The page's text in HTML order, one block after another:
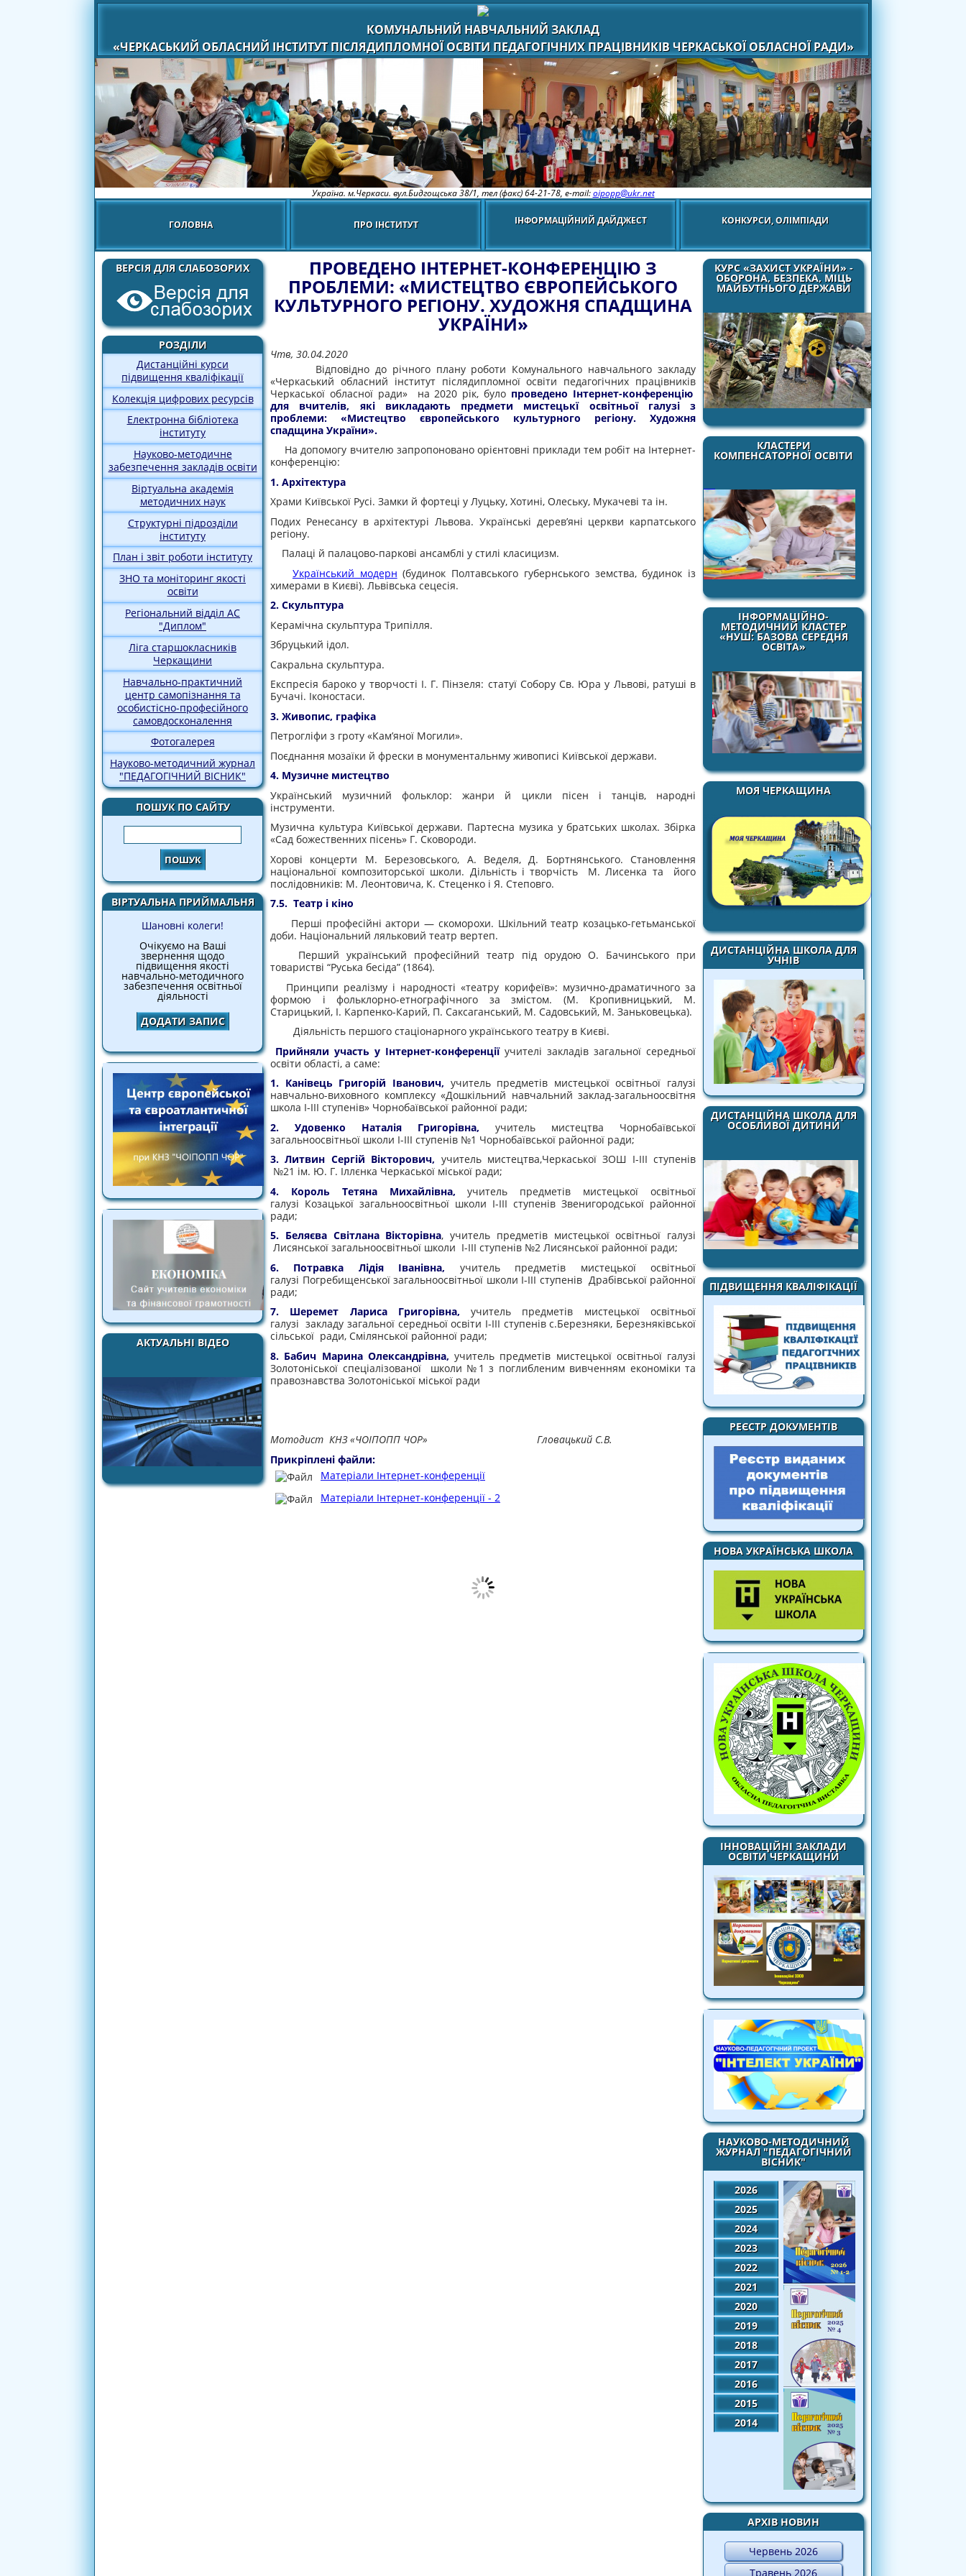
КОМУНАЛЬНИЙ НАВЧАЛЬНИЙ ЗАКЛАД
«ЧЕРКАСЬКИЙ ОБЛАСНИЙ ІНСТИТУТ ПІСЛЯДИПЛОМНОЇ ОСВІТИ ПЕДАГОГІЧНИХ ПРАЦІВНИКІВ ЧЕРКАСЬКОЇ ОБЛАСНОЇ РАДИ»
Україна. м.Черкаси. вул.Бидгощська 38/1, тел (факс) 64-21-78, e-mail:oipopp@ukr.net
ГОЛОВНА ПРО ІНСТИТУТ ІНФОРМАЦІЙНИЙ ДАЙДЖЕСТ КОНКУРСИ, ОЛІМПІАДИ
ВЕРСІЯ ДЛЯ СЛАБОЗОРИХ
РОЗДІЛИ
Дистанційні курси
підвищення кваліфікації
Колекція цифрових ресурсів
Електронна бібліотека
інституту
Науково-методичне
забезпечення закладів освіти
Віртуальна академія
методичних наук
Структурні підрозділи
інституту
План і звіт роботи інституту
ЗНО та моніторинг якості
освіти
Регіональний відділ АС
"Диплом"
Ліга старшокласників
Черкащини
Навчально-практичний
центр самопізнання та
особистісно-професійного
самовдосконалення
Фотогалерея
Науково-методичний журнал
"ПЕДАГОГІЧНИЙ ВІСНИК"
ПОШУК ПО САЙТУ
Пошук
ВІРТУАЛЬНА ПРИЙМАЛЬНЯ
Шановні колеги!
Очікуємо на Ваші
звернення щодо
підвищення якості
навчально-методичного
забезпечення освітньої
діяльності
ДОДАТИ ЗАПИС
АКТУАЛЬНІ ВІДЕО
КУРС «ЗАХИСТ УКРАЇНИ» -
ОБОРОНА, БЕЗПЕКА, МІЦЬ
МАЙБУТНЬОГО ДЕРЖАВИ
КЛАСТЕРИ
КОМПЕНСАТОРНОЇ ОСВІТИ
ІНФОРМАЦІЙНО-
МЕТОДИЧНИЙ КЛАСТЕР
«НУШ: БАЗОВА СЕРЕДНЯ
ОСВІТА»
МОЯ ЧЕРКАЩИНА
ДИСТАНЦІЙНА ШКОЛА ДЛЯ
УЧНІВ
ДИСТАНЦІЙНА ШКОЛА ДЛЯ
ОСОБЛИВОЇ ДИТИНИ
ПІДВИЩЕННЯ КВАЛІФІКАЦІЇ
РЕЄСТР ДОКУМЕНТІВ
НОВА УКРАЇНСЬКА ШКОЛА
ІННОВАЦІЙНІ ЗАКЛАДИ
ОСВІТИ ЧЕРКАЩИНИ
НАУКОВО-МЕТОДИЧНИЙ
ЖУРНАЛ "ПЕДАГОГІЧНИЙ
ВІСНИК"
2026
2025
2024
2023
2022
2021
2020
2019
2018
2017
2016
2015
2014
АРХІВ НОВИН
Червень 2026
Травень 2026
ПРОВЕДЕНО ІНТЕРНЕТ-КОНФЕРЕНЦІЮ З
ПРОБЛЕМИ: «МИСТЕЦТВО ЄВРОПЕЙСЬКОГО
КУЛЬТУРНОГО РЕГІОНУ. ХУДОЖНЯ СПАДЩИНА
УКРАЇНИ»
Чтв, 30.04.2020
Відповідно до річного плану роботи Комунального навчального закладу
«Черкаський обласний інститут післядипломної освіти педагогічних працівників
Черкаської обласної ради» на 2020 рік, було проведено Інтернет-конференцію
для вчителів, які викладають предмети мистецькї освітньої галузі з
проблеми: «Мистецтво європейського культурного регіону. Художня
спадщина України».
На допомогу вчителю запропоновано орієнтовні приклади тем робіт на Інтернет-
конференцію:
1. Архітектура
Храми Київської Русі. Замки й фортеці у Луцьку, Хотині, Олеську, Мукачеві та ін.
Подих Ренесансу в архітектурі Львова. Українські дерев’яні церкви карпатського
регіону.
Палаці й палацово-паркові ансамблі у стилі класицизм.
Український модерн (будинок Полтавського губернського земства, будинок із
химерами в Києві). Львівська сецесія.
2. Скульптура
Керамічна скульптура Трипілля.
Збруцький ідол.
Сакральна скульптура.
Експресія бароко у творчості І. Г. Пінзеля: статуї Собору Св. Юра у Львові, ратуші в
Бучачі. Іконостаси.
3. Живопис, графіка
Петрогліфи з гроту «Кам’яної Могили».
Поєднання мозаїки й фрески в монументальнму живописі Київської держави.
4. Музичне мистецтво
Український музичний фольклор: жанри й цикли пісен і танців, народні
інструменти.
Музична культура Київської держави. Партесна музика у братських школах. Збірка
«Сад божественних пісень» Г. Сковороди.
Хорові концерти М. Березовського, А. Веделя, Д. Бортнянського. Становлення
національної композиторської школи. Дільність і творчість М. Лисенка та його
послідовників: М. Леонтовича, К. Стеценко і Я. Степовго.
7.5. Театр і кіно
Перші професійні актори — скоморохи. Шкільний театр козацько-гетьманської
доби. Національний ляльковий театр вертеп.
Перший український професійний театр під орудою О. Бачинського при
товаристві “Руська бесіда” (1864).
Принципи реалізму і народності «театру корифеїв»: музично-драматичного за
формою і фольклорно-етнографічного за змістом. (М. Кропивницький, М.
Старицький, І. Карпенко-Карий, П. Саксаганський, М. Садовський, М. Заньковецька).
Діяльність першого стаціонарного українського театру в Києві.
Прийняли участь у Інтернет-конференціїучителі закладів загальної середньої
освіти області, а саме:
1. Канівець Григорій Іванович, учитель предметів мистецької освітньої галузі
навчально-виховного комплексу «Дошкільний навчальний заклад-загальноосвітня
школа І-ІІІ ступенів» Чорнобаївської районної ради;
2. Удовенко Наталія Григорівна, учитель мистецтва Чорнобаївської
загальноосвітньої школи І-ІІІ ступенів №1 Чорнобаївської районної ради;
3. Литвин Сергій Вікторович, учитель мистецтва,Черкаської ЗОШ І-ІІІ ступенів
№21 ім. Ю. Г. Іллєнка Черкаської міської ради;
4. Король Тетяна Михайлівна, учитель предметів мистецької освітньої
галузі Козацької загальноосвітньої школи І-ІІІ ступенів Звенигородської районної
ради;
5. Беляєва Світлана Вікторівна, учитель предметів мистецької освітньої галузі
Лисянської загальноосвітньої школи І-ІІІ ступенів №2 Лисянської районної ради;
6. Потравка Лідія Іванівна, учитель предметів мистецької освітньої
галузі Погребищенської загальноосвітньої школи І-ІІІ ступенів Драбівської районної
ради;
7. Шеремет Лариса Григорівна, учитель предметів мистецької освітньої
галузі закладу загальної середньої освіти І-ІІІ ступенів с.Березняки, Березняківської
сільської ради, Смілянської районної ради;
8. Бабич Марина Олександрівна, учитель предметів мистецької освітньої галузі
Золотоніської спеціалізованої школи №1 з поглибленим вивченням економіки та
правознавства Золотоніської міської ради
Мотодист КНЗ «ЧОІПОПП ЧОР» Гловацький С.В.
Прикріплені файли:
Матеріали Інтернет-конференції
Матеріали Інтернет-конференції - 2